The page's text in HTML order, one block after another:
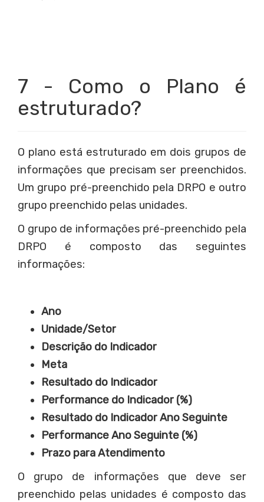
7 - Como o Plano é
estruturado?
O plano está estruturado em dois grupos de
informações que precisam ser preenchidos.
Um grupo pré-preenchido pela DRPO e outro
grupo preenchido pelas unidades.
O grupo de informações pré-preenchido pela
DRPO é composto das seguintes
informações:
Ano
Unidade/Setor
Descrição do Indicador
Meta
Resultado do Indicador
Performance do Indicador (%)
Resultado do Indicador Ano Seguinte
Performance Ano Seguinte (%)
Prazo para Atendimento
O grupo de informações que deve ser
preenchido pelas unidades é composto das